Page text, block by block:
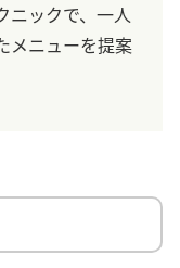
ニックで、一人
メニューを提案